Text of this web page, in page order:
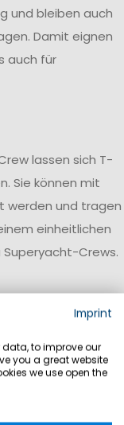
und bleiben auch
Damit eignen
auch für
lassen sich T-
Sie können mit
werden und tragen
einheitlichen
Crews.
Imprint
to improve our
you a great website
we use open the